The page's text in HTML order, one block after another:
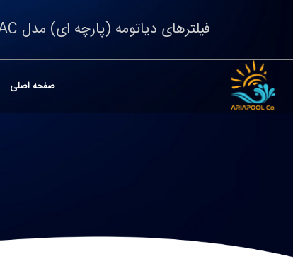
فیلترهای دیاتومه (پارچه ای) مدل EC75AC
صفحه اصلی